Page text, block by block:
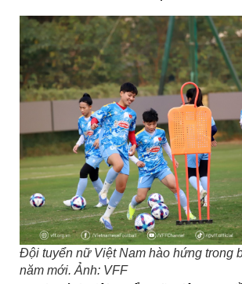
Đội tuyển nữ Việt Nam hào hứng trong
năm mới. Ảnh: VFF